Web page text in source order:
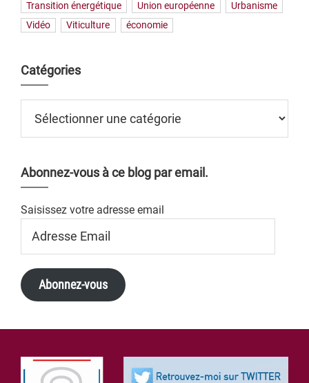
Transition énergétique
Union européenne
Urbanisme
Vidéo
Viticulture économie
Catégories
Abonnez-vous à ce blog par email.
Saisissez votre adresse email
Email
Abonnez-vous
Footer